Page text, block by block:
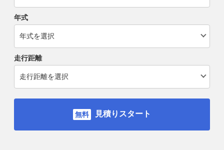
年式
走行距離
見積りスタート